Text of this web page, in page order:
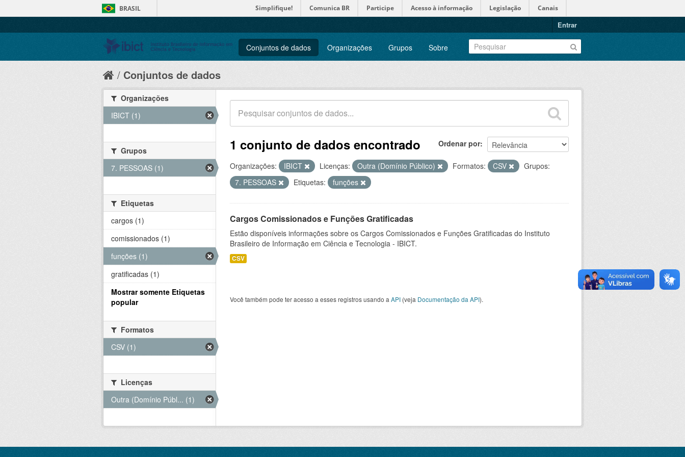
BRASIL Simplifique! Comunica BR Participe Acesso à informação Legislação Canais
Entrar
Conjuntos de dados Organizações Grupos Sobre
Conjuntos de dados
Ordenar por
1 conjunto de dados encontrado
Organizações: IBICT Licenças: Outra (Domínio Público) Formatos: CSV
Grupos:
7. PESSOAS
Etiquetas: funções
Cargos Comissionados e Funções Gratificadas
Estão disponíveis informações sobre os Cargos Comissionados e Funções Gratificadas do Instituto
Brasileiro de Informação em Ciência e Tecnologia - IBICT.
CSV
Você também pode ter acesso a esses registros usando a API (veja Documentação da API).
Organizações
IBICT (1)
Grupos
7. PESSOAS (1)
Etiquetas
cargos (1)
comissionados (1)
funções (1)
gratificadas (1)
Mostrar somente Etiquetas
popular
Formatos
CSV (1)
Licenças
Outra (Domínio Públ... (1)